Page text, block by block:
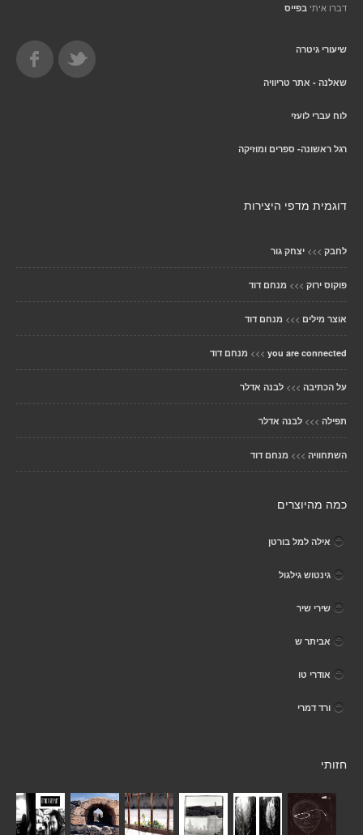
דברו איתי בפייס
שיעורי גיטרה
שאלנה - אתר טריוויה
לוח עברי לועזי
רגל ראשונה- ספרים ומוזיקה
דוגמית מדפי היצירות
לחבק >>> יצחק גור
פוקוס ירוק >>> מנחם דוד
אוצר מילים >>> מנחם דוד
you are connected
>>> מנחם דוד
על הכתיבה >>> לבנה אדלר
תפילה >>> לבנה אדלר
השתחוויה >>> מנחם דוד
כמה מהיוצרים
אילה למל בורטן
גינטוש גילגול
שירי שיר
אביתר ש
אודרי טו
ורד דמרי
חזותי